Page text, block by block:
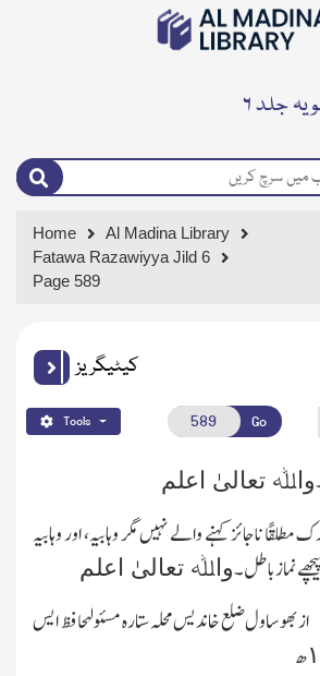
جلد ۶
Home
Al Madina Library
Fatawa Razawiyya Jild 6
Page 589
کیٹیگریز
Tools Go
واﷲ تعالیٰ اعلم
مطلقًا ناجائز کہنے والے نہیں مگر وہابیہ، اور وہابیہ
نماز باطل ۔واﷲ تعالیٰ اعلم
از بھوساول ضلع خاندیس محلہ ستارہ مسئولہحافظ ایس